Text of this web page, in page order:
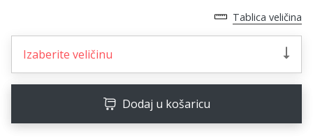
1 min. čitanja
Postani
ambasadorom
za
Tablica veličina
Izaberite veličinu
Dodaj u košaricu